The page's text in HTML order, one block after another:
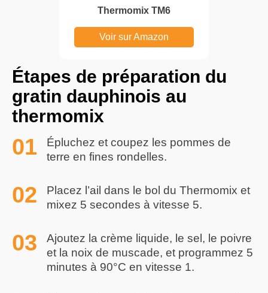
Thermomix TM6
Voir sur Amazon
Étapes de préparation du
gratin dauphinois au
thermomix
Épluchez et coupez les pommes de
terre en fines rondelles.
Placez l’ail dans le bol du Thermomix et
mixez 5 secondes à vitesse 5.
Ajoutez la crème liquide, le sel, le poivre
et la noix de muscade, et programmez 5
minutes à 90°C en vitesse 1.